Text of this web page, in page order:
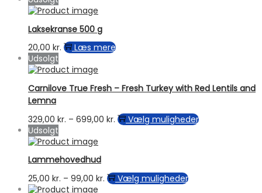
Laksekranse 500 g
20,00 kr.
Læs mere
Udsolgt
Carnilove True Fresh – Fresh Turkey with Red Lentils and
Lemna
329,00 kr. – 699,00 kr. Prisinterval:
Vælg mulighederDette
Udsolgt
Lammehovedhud
25,00 kr. – 99,00 kr. Prisinterval:
Vælg mulighederDette